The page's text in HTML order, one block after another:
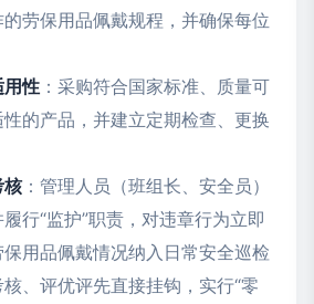
劳保用品佩戴规程，并确保每位
用性 ：采购符合国家标准、质量可
的产品，并建立定期检查、更换
核：管理人员（班组长、安全员）
行“监护”职责，对违章行为立即
用品佩戴情况纳入日常安全巡检
、评优评先直接挂钩，实行“零